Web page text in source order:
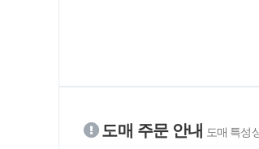
도매 주문 안내 도매 특성